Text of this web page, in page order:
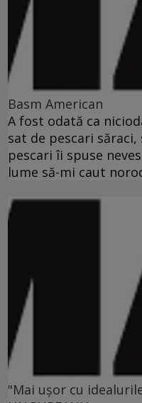
Basm American
A fost odată ca
sat de pescari
pescari îi spuse
lume să-mi caut
"Mai uşor cu